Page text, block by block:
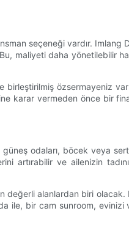
seçeneği vardır. Imlang
maliyeti daha yönetilebilir
birleştirilmiş özsermayeniz
vermeden önce bir
odaları, böcek veya
artırabilir ve ailenizin
değerli alanlardan biri olacak.
ile, bir cam sunroom,